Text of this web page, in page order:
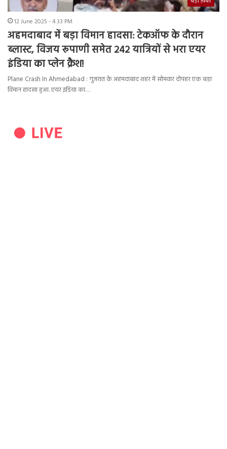
12 June 2025 - 4:33 PM
अहमदाबाद में बड़ा विमान हादसा: टेकऑफ के दौरान
ब्लास्ट, विजय रूपाणी समेत 242 यात्रियों से भरा एयर
इंडिया का प्लेन क्रैश!
Plane Crash In Ahmedabad : गुजरात के अहमदाबाद शहर में सोमवार दोपहर एक बड़ा
विमान हादसा हुआ. एयर इंडिया का…